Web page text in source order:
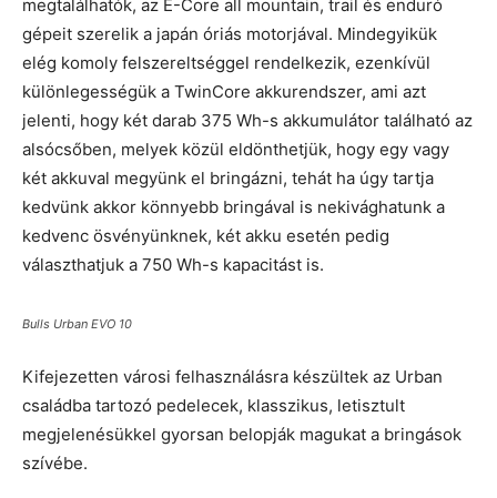
megtalálhatók, az E-Core all mountain, trail és enduró
gépeit szerelik a japán óriás motorjával. Mindegyikük
elég komoly felszereltséggel rendelkezik, ezenkívül
különlegességük a TwinCore akkurendszer, ami azt
jelenti, hogy két darab 375 Wh-s akkumulátor található az
alsócsőben, melyek közül eldönthetjük, hogy egy vagy
két akkuval megyünk el bringázni, tehát ha úgy tartja
kedvünk akkor könnyebb bringával is nekivághatunk a
kedvenc ösvényünknek, két akku esetén pedig
választhatjuk a 750 Wh-s kapacitást is.
Bulls Urban EVO 10
Kifejezetten városi felhasználásra készültek az Urban
családba tartozó pedelecek, klasszikus, letisztult
megjelenésükkel gyorsan belopják magukat a bringások
szívébe.